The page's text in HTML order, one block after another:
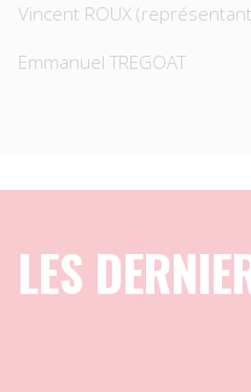
Vincent ROUX (représentant
Emmanuel TREGOAT
LES